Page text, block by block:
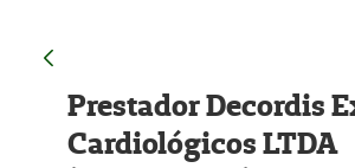
Prestador Decordis
Cardiológicos LTDA